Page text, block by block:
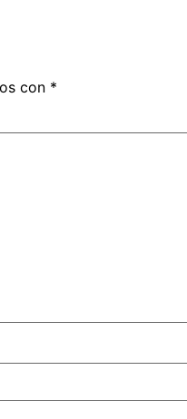
con *